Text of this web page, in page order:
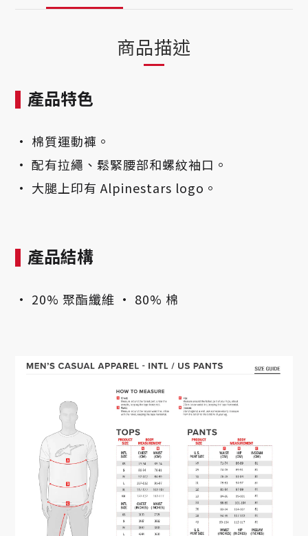
商品描述
產品特色
• 棉質運動褲。
• 配有拉繩、鬆緊腰部和螺紋袖口。
• 大腿上印有 Alpinestars logo。
產品結構
• 20% 聚酯纖維 • 80% 棉